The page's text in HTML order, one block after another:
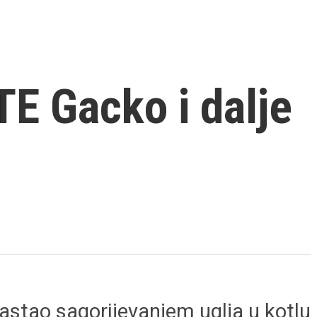
Gacko i dalje
sagorijevanjem uglja u kotlu